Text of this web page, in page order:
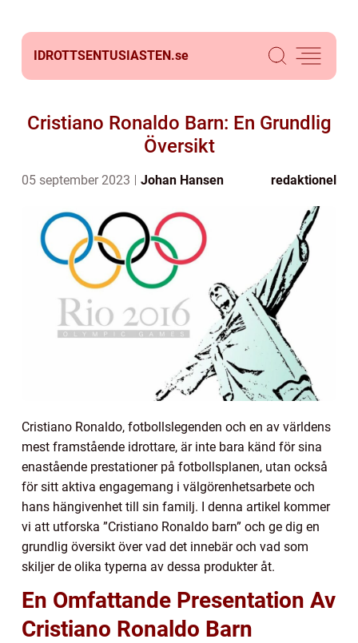
IDROTTSENTUSIASTEN.se
Cristiano Ronaldo Barn: En Grundlig
Översikt
05 september 2023 Johan Hansen redaktionel
Cristiano Ronaldo, fotbollslegenden och en av världens
mest framstående idrottare, är inte bara känd för sina
enastående prestationer på fotbollsplanen, utan också
för sitt aktiva engagemang i välgörenhetsarbete och
hans hängivenhet till sin familj. I denna artikel kommer
vi att utforska ”Cristiano Ronaldo barn” och ge dig en
grundlig översikt över vad det innebär och vad som
skiljer de olika typerna av dessa produkter åt.
En Omfattande Presentation Av
Cristiano Ronaldo Barn